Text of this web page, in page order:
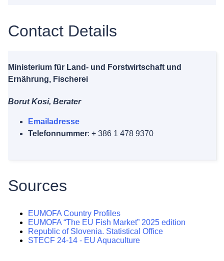
Contact Details
Ministerium für Land- und Forstwirtschaft und
Ernährung, Fischerei
Borut Kosi, Berater
Emailadresse
Telefonnummer: + 386 1 478 9370
Sources
EUMOFA Country Profiles
EUMOFA “The EU Fish Market” 2025 edition
Republic of Slovenia. Statistical Office
STECF 24-14 - EU Aquaculture